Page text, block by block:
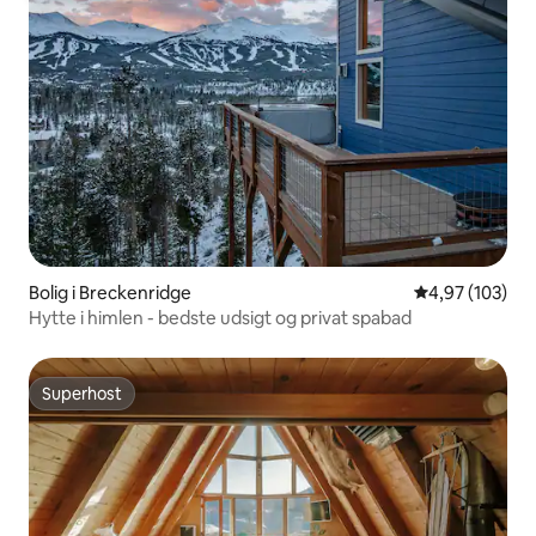
Bolig i Breckenridge 4,97 ud af 5 i
4,97 (103)
Hytte i himlen - bedste udsigt og privat spabad
Superhost
Superhost